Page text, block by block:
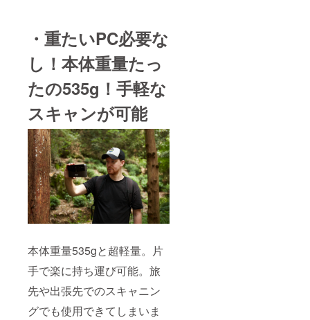
・重たいPC必要な
し！本体重量たっ
たの535g！手軽な
スキャンが可能
本体重量535gと超軽量。片
手で楽に持ち運び可能。旅
先や出張先でのスキャニン
グでも使用できてしまいま